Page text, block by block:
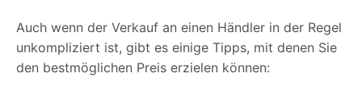
Auch wenn der Verkauf an einen Händler in der Regel
unkompliziert ist, gibt es einige Tipps, mit denen Sie
den bestmöglichen Preis erzielen können: